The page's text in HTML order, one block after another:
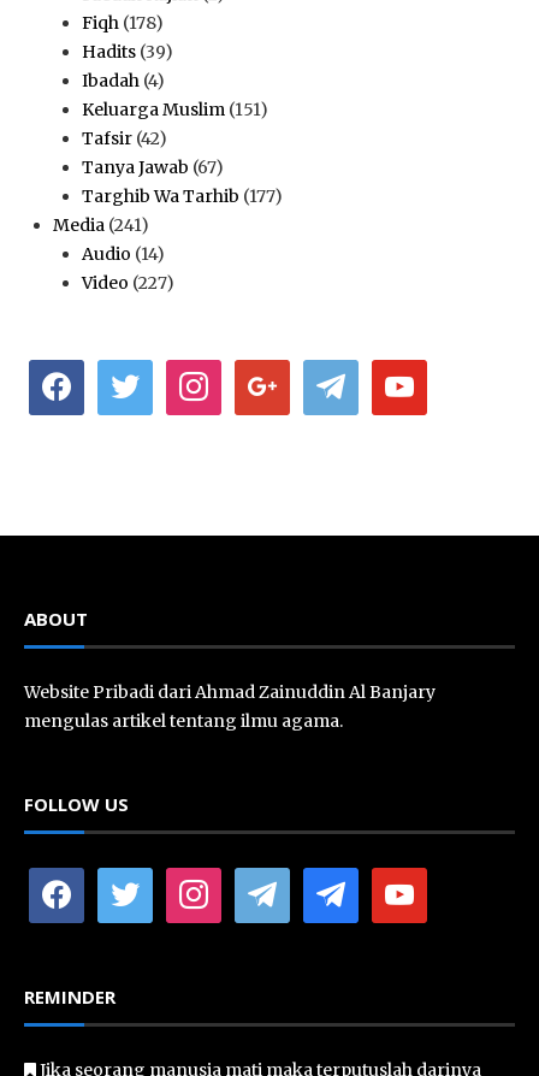
Fiqh (178)
Hadits (39)
Ibadah (4)
Keluarga Muslim (151)
Tafsir (42)
Tanya Jawab (67)
Targhib Wa Tarhib (177)
Media (241)
Audio (14)
Video (227)
facebook twitter instagramgoogle telegram youtube
ABOUT
Website Pribadi dari Ahmad Zainuddin Al Banjary
mengulas artikel tentang ilmu agama.
FOLLOW US
facebook twitter instagramtelegram telegram youtube
REMINDER
Jika seorang manusia mati maka terputuslah darinya